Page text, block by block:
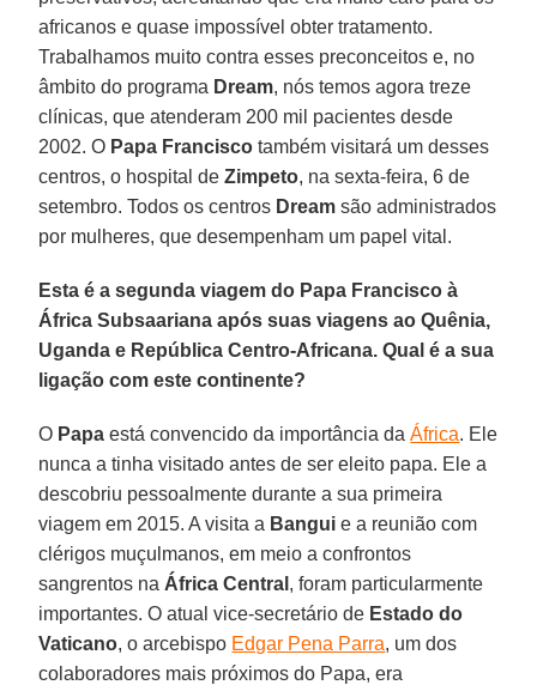
africanos e quase impossível obter tratamento.
Trabalhamos muito contra esses preconceitos e, no
âmbito do programa Dream, nós temos agora treze
clínicas, que atenderam 200 mil pacientes desde
2002. O Papa Francisco também visitará um desses
centros, o hospital deZimpeto, na sexta-feira, 6 de
setembro. Todos os centros Dream são administrados
por mulheres, que desempenham um papel vital.
Esta é a segunda viagem do Papa Francisco à
África Subsaariana após suas viagens ao Quênia,
Uganda e República Centro-Africana. Qual é a sua
ligação com este continente?
O Papa está convencido da importância daÁfrica. Ele
nunca a tinha visitado antes de ser eleito papa. Ele a
descobriu pessoalmente durante a sua primeira
viagem em 2015. A visita a Bangui e a reunião com
clérigos muçulmanos, em meio a confrontos
sangrentos na África Central , foram particularmente
importantes. O atual vice-secretário de Estado do
Vaticano, o arcebispo Edgar Pena Parra, um dos
colaboradores mais próximos do Papa, era